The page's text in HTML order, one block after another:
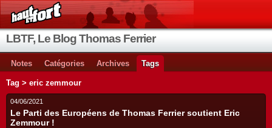
LBTF, Le Blog Thomas Ferrier
Notes Catégories Archives Tags
Tag > eric zemmour
04/06/2021
Le Parti des Européens de Thomas Ferrier soutient Eric
Zemmour !